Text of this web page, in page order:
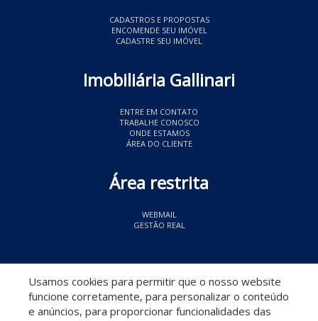
CADASTROS E PROPOSTAS
ENCOMENDE SEU IMÓVEL
CADASTRE SEU IMÓVEL
Imobiliária Gallinari
ENTRE EM CONTATO
TRABALHE CONOSCO
ONDE ESTAMOS
ÁREA DO CLIENTE
Área restrita
WEBMAIL
GESTÃO REAL
Usamos cookies para permitir que o nosso website
funcione corretamente, para personalizar o conteúdo
e anúncios, para proporcionar funcionalidades das